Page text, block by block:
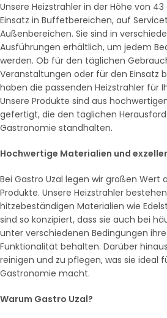
Unsere Heizstrahler in der Höhe von
Einsatz in Buffetbereichen, auf
Außenbereichen. Sie sind in
Ausführungen erhältlich, um jedem
werden. Ob für den täglichen
Veranstaltungen oder für den Einsatz
haben die passenden Heizstrahler für
Unsere Produkte sind aus
gefertigt, die den täglichen
Gastronomie standhalten.
Hochwertige Materialien und
Bei Gastro Uzal legen wir großen
Produkte. Unsere Heizstrahler
hitzebeständigen Materialien wie
sind so konzipiert, dass sie auch bei
unter verschiedenen Bedingungen
Funktionalität behalten. Darüber
reinigen und zu pflegen, was sie ideal
Gastronomie macht.
Warum Gastro Uzal?